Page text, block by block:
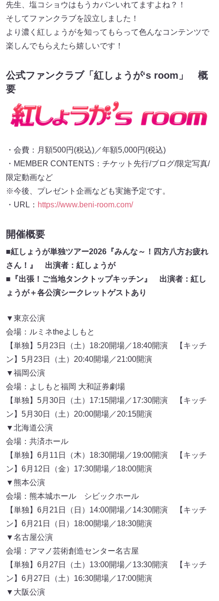
先生、塩コショウはもうカバンいれてますよね？！
そしてファンクラブを設立しました！
より濃く紅しょうがを知ってもらって色んなコンテンツで
楽しんでもらえたら嬉しいです！
公式ファンクラブ「紅しょうが‘s room」 概
要
・会費：月額500円(税込)／年額5,000円(税込)
・MEMBER CONTENTS：チケット先行/ブログ/限定写真/
限定動画など
※今後、プレゼント企画なども実施予定です。
・URL： https://www.beni-room.com/
開催概要
■紅しょうが単独ツアー2026『みんな～！四方八方お疲れ
さん！』 出演者：紅しょうが
■『出張！ご当地タンクトップキッチン』 出演者：紅し
ょうが＋各公演シークレットゲストあり
▼東京公演
会場：ルミネtheよしもと
【単独】5月23日（土）18:20開場／18:40開演 【キッチ
ン】5月23日（土）20:40開場／21:00開演
▼福岡公演
会場：よしもと福岡 大和証券劇場
【単独】5月30日（土）17:15開場／17:30開演 【キッチ
ン】5月30日（土）20:00開場／20:15開演
▼北海道公演
会場：共済ホール
【単独】6月11日（木）18:30開場／19:00開演 【キッチ
ン】6月12日（金）17:30開場／18:00開演
▼熊本公演
会場：熊本城ホール シビックホール
【単独】6月21日（日）14:00開場／14:30開演 【キッチ
ン】6月21日（日）18:00開場／18:30開演
▼名古屋公演
会場：アマノ芸術創造センター名古屋
【単独】6月27日（土）13:00開場／13:30開演 【キッチ
ン】6月27日（土）16:30開場／17:00開演
▼大阪公演